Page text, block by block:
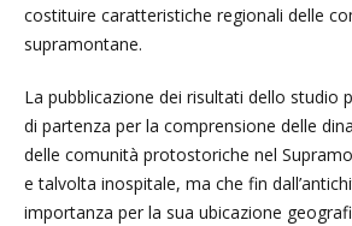
costituire caratteristiche regionali delle
supramontane.
La pubblicazione dei risultati dello studio
di partenza per la comprensione delle
delle comunità protostoriche nel
e talvolta inospitale, ma che fin
importanza per la sua ubicazione